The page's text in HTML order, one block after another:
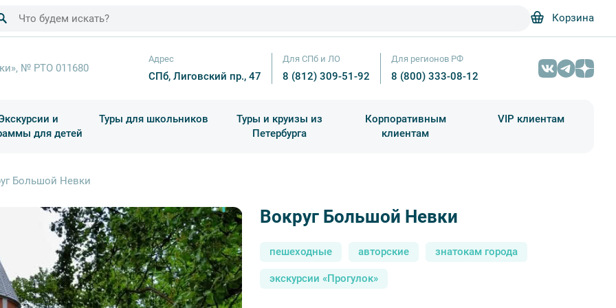
Корзина
№ РТО 011680
Адрес
СПб, Лиговский пр., 47
Для СПб и ЛО
8 (812) 309-51-92
Для регионов РФ
8 (800) 333-08-12
и
для детей
Туры для школьников
Туры и круизы из
Петербурга
Корпоративным
клиентам
VIP клиентам
Большой Невки
Вокруг Большой НевкиВокруг Большой Невки – Прогулки / А. В. Дамиров
пешеходные авторские знатокам города
экскурсии «Прогулок»